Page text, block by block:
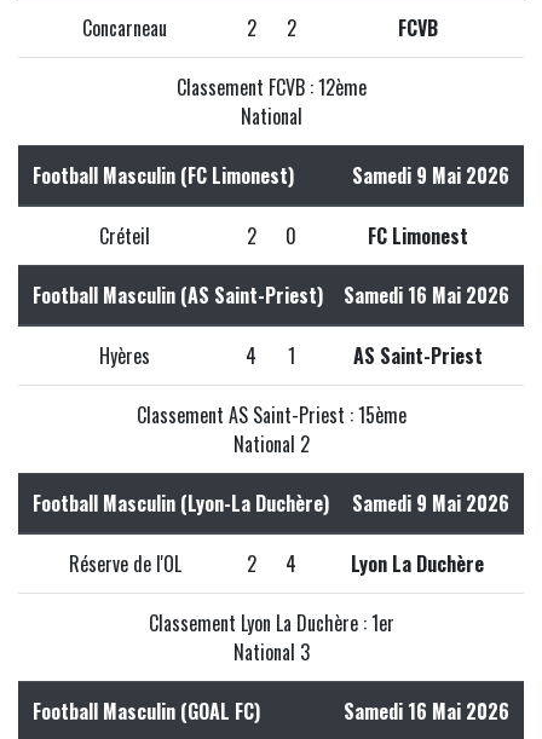
Concarneau 2 2 FCVB
Classement FCVB : 12ème
National
Football Masculin (FC Limonest) Samedi 9 Mai 2026
Créteil 2 0 FC Limonest
Football Masculin (AS Saint-Priest) Samedi 16 Mai 2026
Hyères 4 1 AS Saint-Priest
Classement AS Saint-Priest : 15ème
National 2
Football Masculin (Lyon-La Duchère) Samedi 9 Mai 2026
Réserve de l'OL 2 4 Lyon La Duchère
Classement Lyon La Duchère : 1er
National 3
Football Masculin (GOAL FC) Samedi 16 Mai 2026